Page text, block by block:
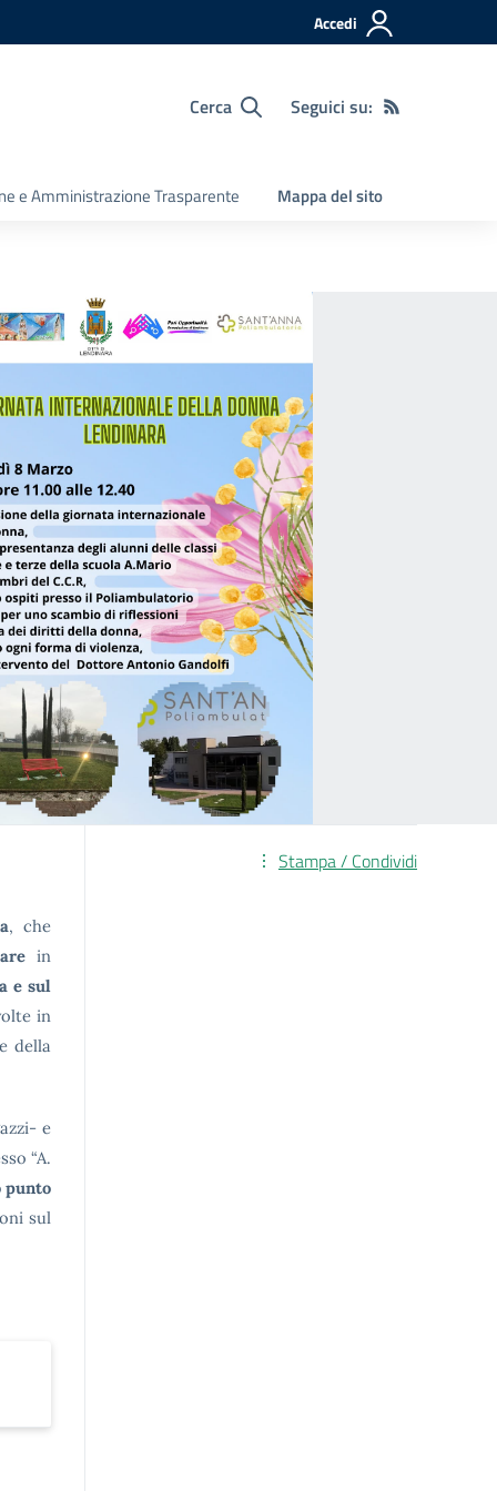
Accedi
Cerca Seguici su:
e Amministrazione Trasparente Mappa del sito
, che
in
e sul
in
della
e
“A.
punto
sul
Stampa / Condividi